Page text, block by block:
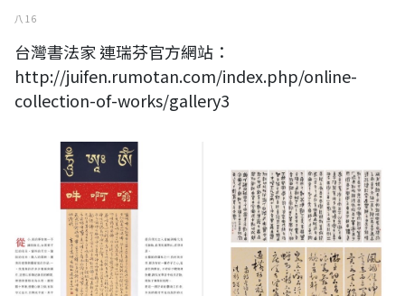
八 16
台灣書法家 連瑞芬官方網站：
http://juifen.rumotan.com/index.php/online-
collection-of-works/gallery3